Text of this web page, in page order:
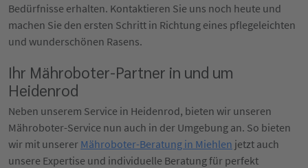
Bedürfnisse erhalten. Kontaktieren Sie uns noch heute und
machen Sie den ersten Schritt in Richtung eines pflegeleichten
und wunderschönen Rasens.
Ihr Mähroboter-Partner in und um
Heidenrod
Neben unserem Service in Heidenrod, bieten wir unseren
Mähroboter-Service nun auch in der Umgebung an. So bieten
wir mit unserer Mähroboter-Beratung in Miehlen jetzt auch
unsere Expertise und individuelle Beratung für perfekt